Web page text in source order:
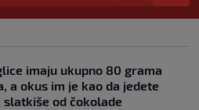
0
Otkriveno šta je ponudio
za podršku
|prije 2 h| 0
imaju ukupno 80 grama
a okus im je kao da jedete
slatkiše od čokolade